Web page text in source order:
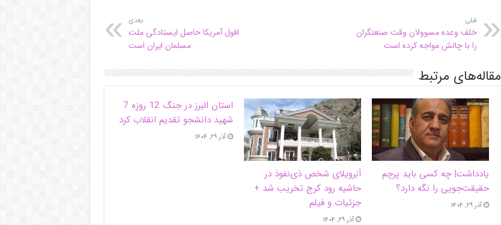
قبلی
خلف وعده مسوولان وقت صنعتگران
را با چالش مواجه کرده است
بعدی
افول آمریکا حاصل ایستادگی ملت
مسلمان ایران است
مقاله‌های مرتبط
یادداشت| ‌چه کسی باید پرچم
حقیقت‌جویی را نگه دارد؟
آذر ۲۹, ۱۴۰۴
اَبَر‌ویلای شخص ذی‌نفوذ در
حاشیه‌ رود کرج تخریب شد +
جزئیات و فیلم
آذر ۲۹, ۱۴۰۴
استان البرز در جنگ 12 روزه 7
شهید دانشجو تقدیم انقلاب کرد
آذر ۲۹, ۱۴۰۴